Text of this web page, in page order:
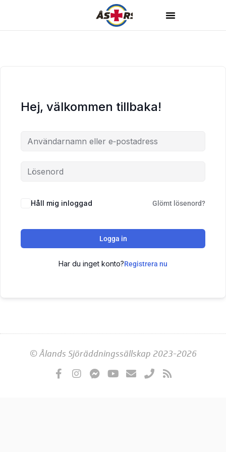
Hej, välkommen tillbaka!
Håll mig inloggad Glömt lösenord?
Logga in
Har du inget konto?Registrera nu
© Ålands Sjöräddningssällskap 2023-2026